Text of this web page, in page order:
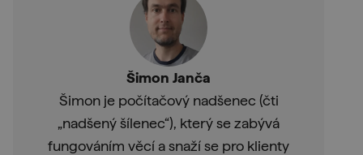
Šimon Janča
Šimon je počítačový nadšenec (čti
„nadšený šílenec“), který se zabývá
fungováním věcí a snaží se pro klienty